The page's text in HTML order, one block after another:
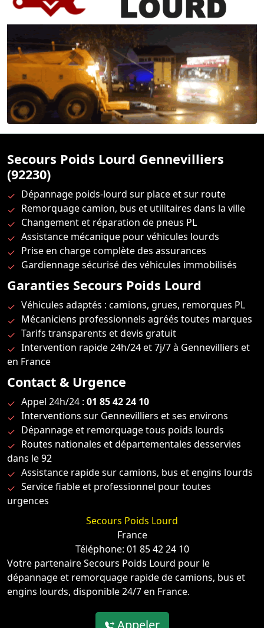
Secours Poids Lourd Gennevilliers
(92230)
Dépannage poids-lourd sur place et sur route
Remorquage camion, bus et utilitaires dans la ville
Changement et réparation de pneus PL
Assistance mécanique pour véhicules lourds
Prise en charge complète des assurances
Gardiennage sécurisé des véhicules immobilisés
Garanties Secours Poids Lourd
Véhicules adaptés : camions, grues, remorques PL
Mécaniciens professionnels agréés toutes marques
Tarifs transparents et devis gratuit
Intervention rapide 24h/24 et 7j/7 à Gennevilliers et
en France
Contact & Urgence
Appel 24h/24 : 01 85 42 24 10
Interventions sur Gennevilliers et ses environs
Dépannage et remorquage tous poids lourds
Routes nationales et départementales desservies
dans le 92
Assistance rapide sur camions, bus et engins lourds
Service fiable et professionnel pour toutes
urgences
Secours Poids Lourd
France
Téléphone: 01 85 42 24 10
Votre partenaire Secours Poids Lourd pour le
dépannage et remorquage rapide de camions, bus et
engins lourds, disponible 24/7 en France.
Appeler